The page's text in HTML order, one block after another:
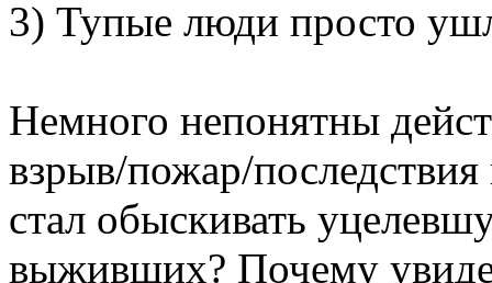
3) Тупые люди просто
Немного непонятны
взрыв/пожар/
стал обыскивать
выживших? Почему